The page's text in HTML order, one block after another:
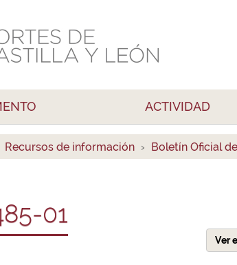
ACTIVIDAD
Recursos de información Boletín Oficial
01
Ver